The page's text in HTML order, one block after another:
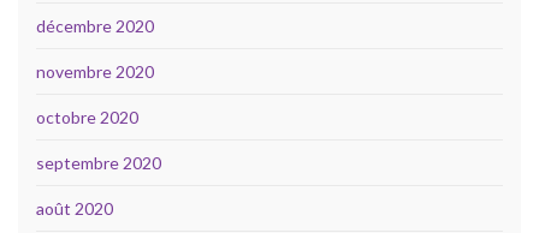
décembre 2020
novembre 2020
octobre 2020
septembre 2020
août 2020